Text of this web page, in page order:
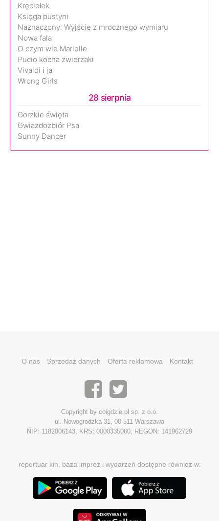
Kręciołek
Księga pustyni
Naznaczony: Wyjście z mrocznego wymiaru
Nowa fala
O czym wie Marielle
Pucio kocha zwierzaki
Vivaldi i ja
Wrong Girls
28 sierpnia
Gorzkie święta
Gwiazdozbiór Psa
Sunny Dancer
O nas Sprzedaż danych Oferta reklamowa Kontakt
Copyright by coigdzie.pl sp. z o.o.
ul. Nowogrodzka 31, 00-511 Warszawa
NIP: 1182006143, KRS: 0000335060, REGON: 141962729
repertuar kin, baza imprez i wydarzeń dostępne również w: